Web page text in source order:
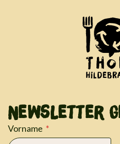
Newsletter
Vorname